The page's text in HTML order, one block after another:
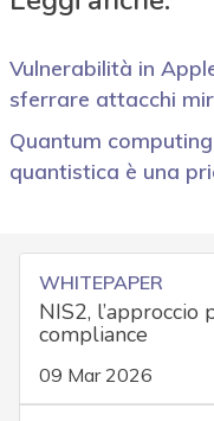
Vulnerabilità in
sferrare attacchi
Quantum
quantistica è una
WHITEPAPER
NIS2,
compliance
09 Mar 2026